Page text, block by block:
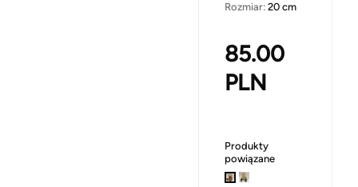
Rozmiar: 20 cm
85.00
PLN
Produkty
powiązane